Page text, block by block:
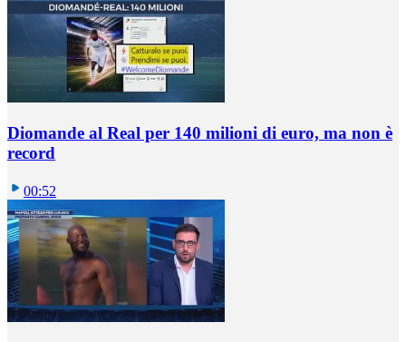
Diomande al Real per 140 milioni di euro, ma non è
record
00:52